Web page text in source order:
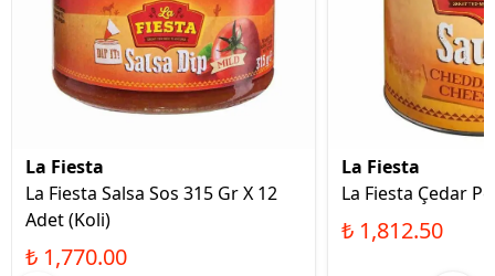
La Fiesta
La Fiesta Salsa Sos 315 Gr X 12
Adet (Koli)
₺ 1,770.00
La Fiesta
La Fiesta Çedar
₺ 1,812.50